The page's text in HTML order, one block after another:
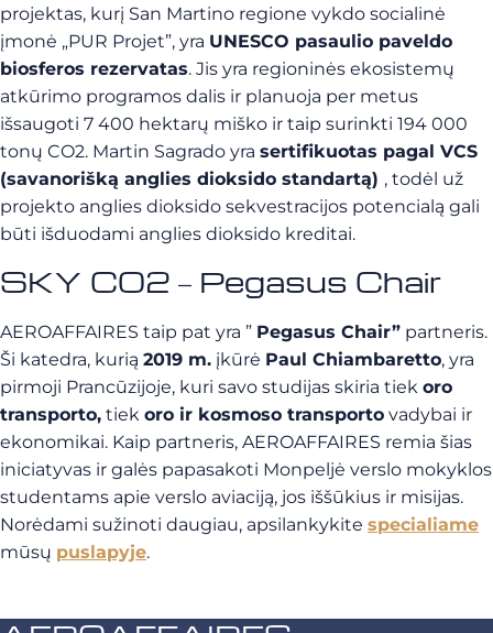
projektas, kurį San Martino regione vykdo socialinė
įmonė „PUR Projet”, yra UNESCO pasaulio paveldo
biosferos rezervatas. Jis yra regioninės ekosistemų
atkūrimo programos dalis ir planuoja per metus
išsaugoti 7 400 hektarų miško ir taip surinkti 194 000
tonų CO2. Martin Sagrado yra sertifikuotas pagal VCS
(savanorišką anglies dioksido standartą) , todėl už
projekto anglies dioksido sekvestracijos potencialą gali
būti išduodami anglies dioksido kreditai.
SKY CO2 – Pegasus Chair
AEROAFFAIRES taip pat yra ” Pegasus Chair” partneris.
Ši katedra, kurią 2019 m. įkūrė Paul Chiambaretto, yra
pirmoji Prancūzijoje, kuri savo studijas skiria tiek oro
transporto, tiek oro ir kosmoso transporto vadybai ir
ekonomikai. Kaip partneris, AEROAFFAIRES remia šias
iniciatyvas ir galės papasakoti Monpeljė verslo mokyklos
studentams apie verslo aviaciją, jos iššūkius ir misijas.
Norėdami sužinoti daugiau, apsilankykite specialiame
mūsų puslapyje.